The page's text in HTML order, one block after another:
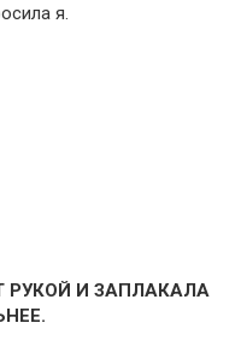
я.
РУКОЙ И ЗАПЛАКАЛА